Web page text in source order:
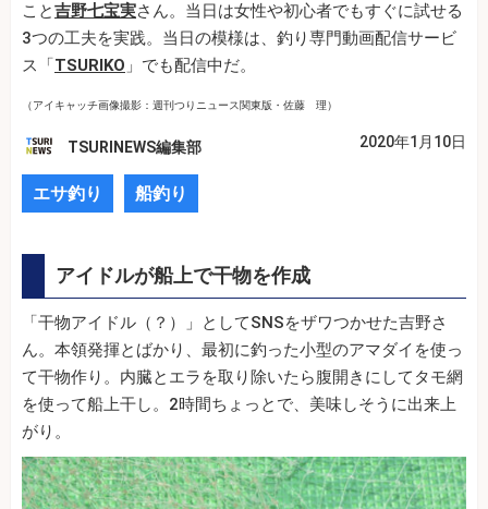
こと吉野七宝実さん。当日は女性や初心者でもすぐに試せる
3つの工夫を実践。当日の模様は、釣り専門動画配信サービ
ス「TSURIKO 」でも配信中だ。
（アイキャッチ画像撮影：週刊つりニュース関東版・佐藤 理）
TSURINEWS編集部 2020年1月10日
エサ釣り 船釣り
アイドルが船上で干物を作成
「干物アイドル（？）」としてSNSをザワつかせた吉野さ
ん。本領発揮とばかり、最初に釣った小型のアマダイを使っ
て干物作り。内臓とエラを取り除いたら腹開きにしてタモ網
を使って船上干し。2時間ちょっとで、美味しそうに出来上
がり。